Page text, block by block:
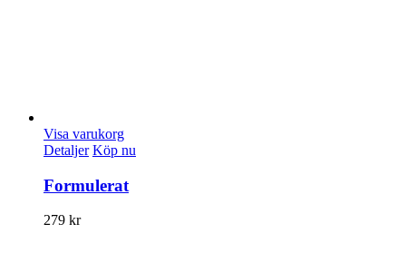
Visa varukorg
Detaljer Köp nu
Formulerat
279 kr